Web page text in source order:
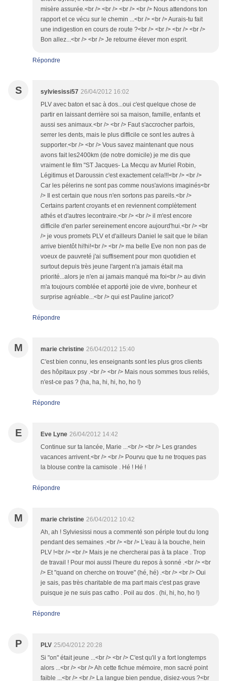
misère assurée.<br /> <br /> <br /> <br /> Nous attendons ton
rapport et ce vécu sur le chemin ...<br /> <br /> Aurais-tu fait
une indigestion en cours de route ?<br /> <br /> <br /> <br />
Bon allez...<br /> <br /> Je retourne élever mon esprit.
Répondre
S sylviesissi57 26/04/2012 16:02
PLV avec baton et sac à dos...oui c'est quelque chose de
partir en laissant derrière soi sa maison, famille, enfants et
aussi ses animaux.<br /> <br /> Faut s'accrocher parfois,
serrer les dents, mais le plus difficile ce sont les autres à
supporter.<br /> <br /> Vous savez maintenant que nous
avons fait les2400km (de notre domicile) je me dis que
vraiment le film "ST Jacques- La Mecqu av Muriel Robin,
Légitimus et Daroussin c'est exactement cela!!!<br /> <br />
Car les pélerins ne sont pas comme nous'avions imaginés<br
/> Il est certain que nous n'en sortons pas pareils.<br />
Certains partent croyants et en reviennent complètement
athés et d'autres lecontraire.<br /> <br /> il m'est encore
difficile d'en parler sereinement encore aujourd'hui.<br /> <br
/> je vous promets PLV et d'ailleurs Daniel le sait que le bilan
arrive bientôt hi!hi!<br /> <br /> ma belle Eve non non pas de
voeux de pauvreté j'ai suffisement pour mon quotidien et
surtout depuis très jeune l'argent n'a jamais était ma
priorité...alors je n'en ai jamais manqué ma foi<br /> au divin
m'a toujours comblée et apporté joie de vivre, bonheur et
surprise agréable...<br /> qui est Pauline jaricot?
Répondre
M marie christine 26/04/2012 15:40
C'est bien connu, les enseignants sont les plus gros clients
des hôpitaux psy .<br /> <br /> Mais nous sommes tous reliés,
n'est-ce pas ? (ha, ha, hi, hi, ho, ho !)
Répondre
E Eve Lyne 26/04/2012 14:42
Continue sur ta lancée, Marie ...<br /> <br /> Les grandes
vacances arrivent.<br /> <br /> Pourvu que tu ne troques pas
la blouse contre la camisole . Hé ! Hé !
Répondre
M marie christine 26/04/2012 10:42
Ah, ah ! Sylviesissi nous a commenté son périple tout du long
pendant des semaines .<br /> <br /> L'eau à la bouche, hein
PLV !<br /> <br /> Mais je ne chercherai pas à ta place . Trop
de travail ! Pour moi aussi l'heure du repos à sonné .<br /> <br
/> Et "quand on cherche on trouve" (hé, hé) .<br /> <br /> Oui
je sais, pas très charitable de ma part mais c'est pas grave
puisque je ne suis pas catho . Poil au dos . (hi, hi, ho, ho !)
Répondre
P PLV 25/04/2012 20:28
Si "on" était jeune ...<br /> <br /> C'est qu'il y a fort longtemps
alors ...<br /> <br /> Ah cette fichue mémoire, mon sacré point
faible ...<br /> <br /> La langue bien pendue, disiez-vous ?<br